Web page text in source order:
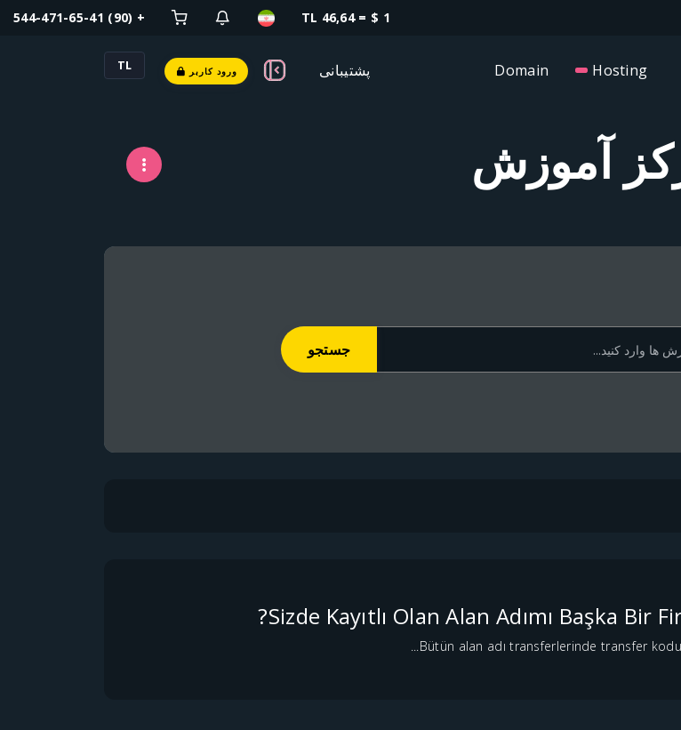
1 $ = 46,64 TL
+ (90) 544-471-65-41
Hosting
Domain پشتیبانی ورود کاربر TL
آموزش
Sizde Kayıtlı Olan Alan Adımı Başka Bir
Bütün alan adı transferlerinde transfer